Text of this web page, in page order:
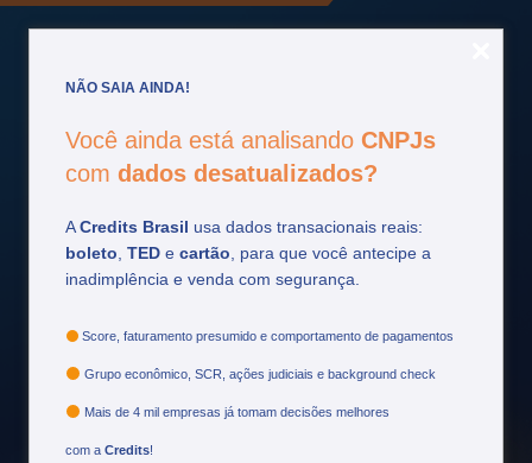
NÃO SAIA AINDA!
Você ainda está analisando CNPJs
com dados desatualizados?
ACredits Brasil usa dados transacionais reais:
boleto TED e cartão , para que você antecipe a
inadimplência e venda com segurança.
Score, faturamento presumido e comportamento de pagamentos
Grupo econômico, SCR, ações judiciais e background check
Mais de 4 mil empresas já tomam decisões melhores
com a Credits!
Fique por dentro
financeiro e tome decisões mais estratégicas.